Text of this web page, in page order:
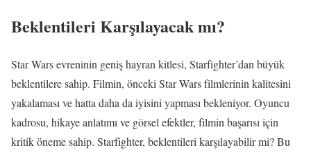
Beklentileri Karşılayacak mı?
Star Wars evreninin geniş hayran kitlesi, Starfighter’dan büyük
beklentilere sahip. Filmin, önceki Star Wars filmlerinin kalitesini
yakalaması ve hatta daha da iyisini yapması bekleniyor. Oyuncu
kadrosu, hikaye anlatımı ve görsel efektler, filmin başarısı için
kritik öneme sahip. Starfighter, beklentileri karşılayabilir mi? Bu